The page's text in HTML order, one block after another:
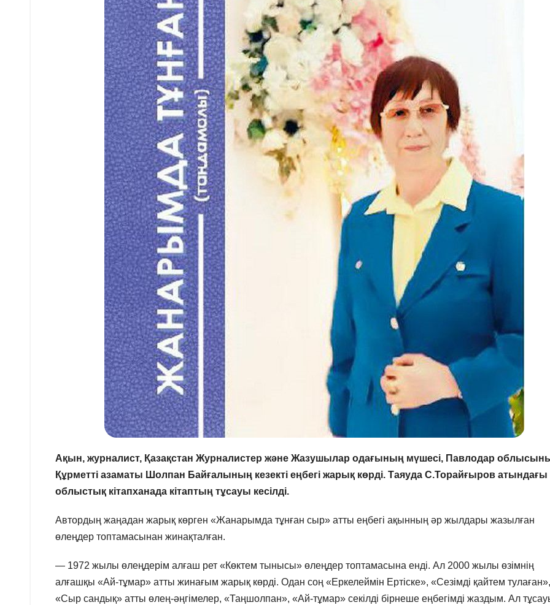
Ақын, журналист, Қазақстан Журналистер және Жазушылар одағының мүшесі, Павлодар
Құрметті азаматы Шолпан Байғалының кезекті еңбегі жарық көрді. Таяуда С.Торайғыров атындағы
облыстық кітапханада кітаптың тұсауы кесілді.
Автордың жаңадан жарық көрген «Жанарымда тұнған сыр» атты еңбегі ақынның әр жылдары жазылған
өлеңдер топтамасынан жинақталған.
— 1972 жылы өлеңдерім алғаш рет «Көктем тынысы» өлеңдер топтамасына енді. Ал 2000 жылы өзімнің
алғашқы «Ай-тұмар» атты жинағым жарық көрді. Одан соң «Еркелеймін Ертіске», «Сезімді қайтем тулаған»,
«Сыр сандық» атты өлең-әңгімелер, «Таңшолпан», «Ай-тұмар» секілді бірнеше еңбегімді жаздым. Ал